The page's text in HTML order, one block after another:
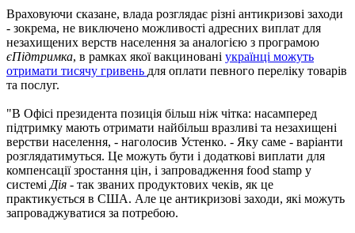
Враховуючи сказане, влада розглядає різні антикризові заходи
- зокрема, не виключено можливості адресних виплат для
незахищених верств населення за аналогією з програмою
єПідтримка, в рамках якої вакциновані українці можуть
отримати тисячу гривень для оплати певного переліку товарів
та послуг.
"В Офісі президента позиція більш ніж чітка: насамперед
підтримку мають отримати найбільш вразливі та незахищені
верстви населення, - наголосив Устенко. - Яку саме - варіанти
розглядатимуться. Це можуть бути і додаткові виплати для
компенсації зростання цін, і запровадження food stamp у
системі Дія - так званих продуктових чеків, як це
практикується в США. Але це антикризові заходи, які можуть
запроваджуватися за потребою.